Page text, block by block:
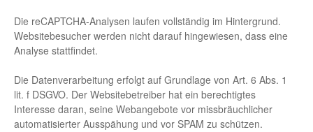
Die reCAPTCHA-Analysen laufen vollständig im Hintergrund.
Websitebesucher werden nicht darauf hingewiesen, dass eine
Analyse stattfindet.
Die Datenverarbeitung erfolgt auf Grundlage von Art. 6 Abs. 1
lit. f DSGVO. Der Websitebetreiber hat ein berechtigtes
Interesse daran, seine Webangebote vor missbräuchlicher
automatisierter Ausspähung und vor SPAM zu schützen.